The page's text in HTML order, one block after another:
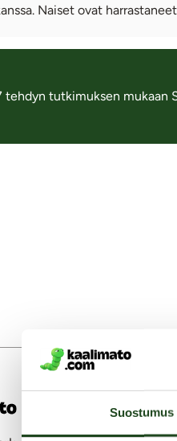
Suostumus
Naiset ovat
tutkimuksen mukaan